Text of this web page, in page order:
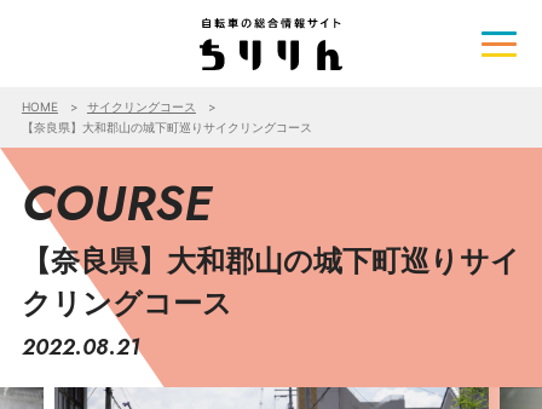
HOME
サイクリングコース
【奈良県】大和郡山の城下町巡りサイクリングコース
COURSE
【奈良県】大和郡山の城下町巡りサイ
クリングコース
2022.08.21